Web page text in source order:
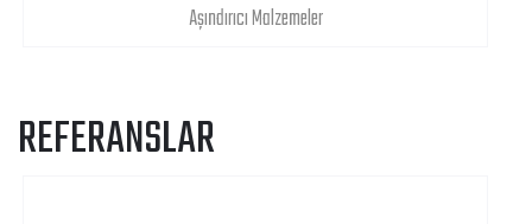
Aşındırıcı Malzemeler
REFERANSLAR